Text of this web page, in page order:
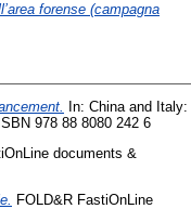
forense (campagna
In: China and Italy:
978 88 8080 242 6
documents &
FOLD&R FastiOnLine